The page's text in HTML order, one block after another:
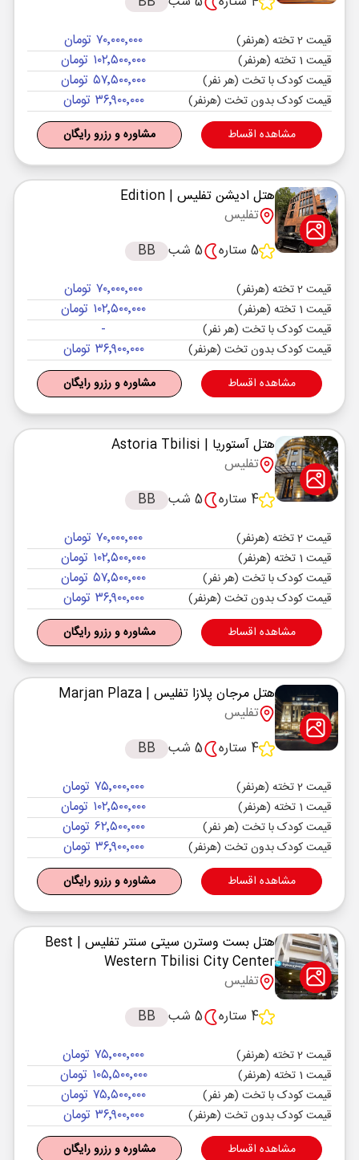
قیمت 2 تخته (هرنفر) ۷۰٬۰۰۰٬۰۰۰ تومان
قیمت 1 تخته (هرنفر) ۱۰۲٬۵۰۰٬۰۰۰ تومان
قیمت کودک با تخت (هر نفر) ۵۷٬۵۰۰٬۰۰۰ تومان
قیمت کودک بدون تخت (هرنفر) ۳۶٬۹۰۰٬۰۰۰ تومان
مشاهده اقساط مشاوره و رزرو رایگان
هتل ادیشن تفلیس | Edition
تفلیس
5 ستاره
5 شب BB
قیمت 2 تخته (هرنفر) ۷۰٬۰۰۰٬۰۰۰ تومان
قیمت 1 تخته (هرنفر) ۱۰۲٬۵۰۰٬۰۰۰ تومان
قیمت کودک با تخت (هر نفر) -
قیمت کودک بدون تخت (هرنفر) ۳۶٬۹۰۰٬۰۰۰ تومان
مشاهده اقساط مشاوره و رزرو رایگان
هتل آستوریا | Astoria Tbilisi
تفلیس
4 ستاره
5 شب BB
قیمت 2 تخته (هرنفر) ۷۰٬۰۰۰٬۰۰۰ تومان
قیمت 1 تخته (هرنفر) ۱۰۲٬۵۰۰٬۰۰۰ تومان
قیمت کودک با تخت (هر نفر) ۵۷٬۵۰۰٬۰۰۰ تومان
قیمت کودک بدون تخت (هرنفر) ۳۶٬۹۰۰٬۰۰۰ تومان
مشاهده اقساط مشاوره و رزرو رایگان
هتل مرجان پلازا تفلیس | Marjan Plaza
تفلیس
4 ستاره
5 شب BB
قیمت 2 تخته (هرنفر) ۷۵٬۰۰۰٬۰۰۰ تومان
قیمت 1 تخته (هرنفر) ۱۰۲٬۵۰۰٬۰۰۰ تومان
قیمت کودک با تخت (هر نفر) ۶۲٬۵۰۰٬۰۰۰ تومان
قیمت کودک بدون تخت (هرنفر) ۳۶٬۹۰۰٬۰۰۰ تومان
مشاهده اقساط مشاوره و رزرو رایگان
هتل بست وسترن سیتی سنتر تفلیس | Best
Western Tbilisi City Center
تفلیس
4 ستاره
5 شب BB
قیمت 2 تخته (هرنفر) ۷۵٬۰۰۰٬۰۰۰ تومان
قیمت 1 تخته (هرنفر) ۱۰۵٬۵۰۰٬۰۰۰ تومان
قیمت کودک با تخت (هر نفر) ۷۵٬۵۰۰٬۰۰۰ تومان
قیمت کودک بدون تخت (هرنفر) ۳۶٬۹۰۰٬۰۰۰ تومان
مشاهده اقساط مشاوره و رزرو رایگان